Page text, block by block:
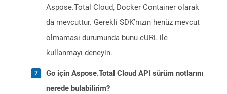
Aspose.Total Cloud, Docker Container olarak
da mevcuttur. Gerekli SDK’nızın henüz mevcut
olmaması durumunda bunu cURL ile
kullanmayı deneyin.
Go için Aspose.Total Cloud API sürüm notlarını
nerede bulabilirim?